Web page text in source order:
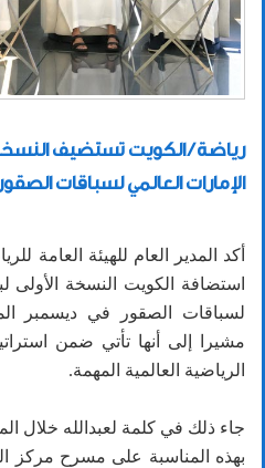
رياضة / الكويت تستضيف
الإمارات العالمي لسباقات
أكد المدير العام للهيئة العامة
استضافة الكويت النسخة الأولى
لسباقات الصقور في ديسمبر
مشيرا إلى أنها تأتي ضمن
الرياضية العالمية المهمة.
جاء ذلك في كلمة لعبدالله خلال
بهذه المناسبة على مسرح مركز